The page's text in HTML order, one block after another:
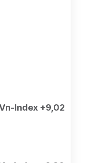
Index +9,02